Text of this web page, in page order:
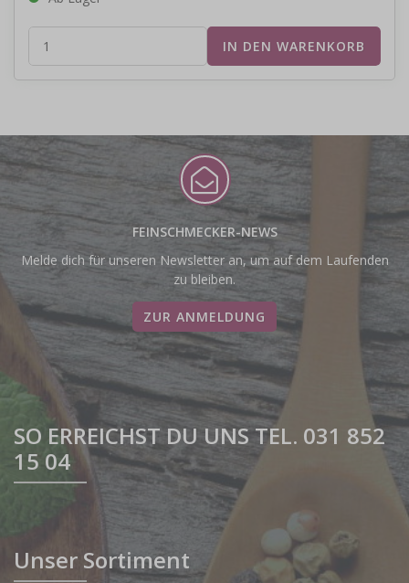
FEINSCHMECKER-NEWS
Melde dich für unseren Newsletter an, um auf dem Laufenden
zu bleiben.
ZUR ANMELDUNG
SO ERREICHST DU UNS TEL. 031 852
15 04
Unser Sortiment